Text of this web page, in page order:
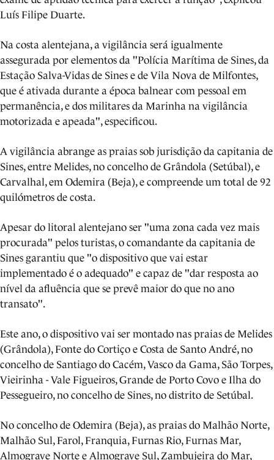
Luís Filipe Duarte.
Na costa alentejana, a vigilância será igualmente
assegurada por elementos da "Polícia Marítima de Sines, da
Estação Salva-Vidas de Sines e de Vila Nova de Milfontes,
que é ativada durante a época balnear com pessoal em
permanência, e dos militares da Marinha na vigilância
motorizada e apeada", especificou.
A vigilância abrange as praias sob jurisdição da capitania de
Sines, entre Melides, no concelho de Grândola (Setúbal), e
Carvalhal, em Odemira (Beja), e compreende um total de 92
quilómetros de costa.
Apesar do litoral alentejano ser "uma zona cada vez mais
procurada" pelos turistas, o comandante da capitania de
Sines garantiu que "o dispositivo que vai estar
implementado é o adequado" e capaz de "dar resposta ao
nível da afluência que se prevê maior do que no ano
transato".
Este ano, o dispositivo vai ser montado nas praias de Melides
(Grândola), Fonte do Cortiço e Costa de Santo André, no
concelho de Santiago do Cacém, Vasco da Gama, São Torpes,
Vieirinha - Vale Figueiros, Grande de Porto Covo e Ilha do
Pessegueiro, no concelho de Sines, no distrito de Setúbal.
No concelho de Odemira (Beja), as praias do Malhão Norte,
Malhão Sul, Farol, Franquia, Furnas Rio, Furnas Mar,
Almograve Norte e Almograve Sul, Zambujeira do Mar,